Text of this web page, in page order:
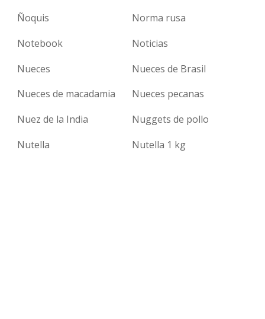
Ñoquis
Norma rusa
Notebook
Noticias
Nueces
Nueces de Brasil
Nueces de macadamia
Nueces pecanas
Nuez de la India
Nuggets de pollo
Nutella
Nutella 1 kg